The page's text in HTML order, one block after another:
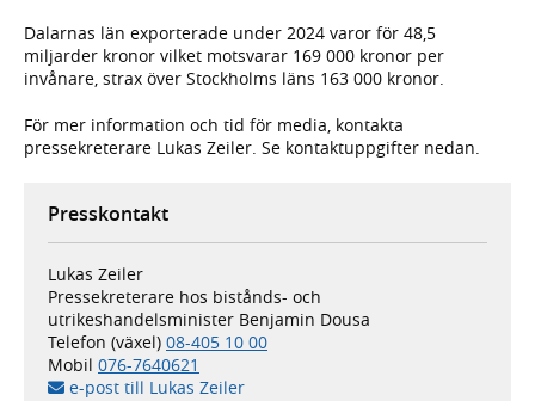
Dalarnas län exporterade under 2024 varor för 48,5
miljarder kronor vilket motsvarar 169 000 kronor per
invånare, strax över Stockholms läns 163 000 kronor.
För mer information och tid för media, kontakta
pressekreterare Lukas Zeiler. Se kontaktuppgifter nedan.
Presskontakt
Lukas Zeiler
Pressekreterare hos bistånds- och
utrikeshandelsminister Benjamin Dousa
Telefon (växel) 08-405 10 00
Mobil 076-7640621
e-post till Lukas Zeiler